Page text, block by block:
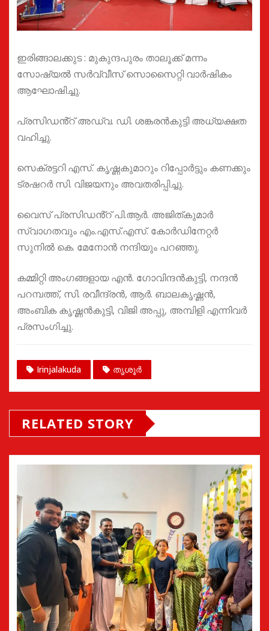
ഇരിങ്ങാലക്കുട : മുകുന്ദപുരം താലൂക്ക് മന്നം
സോഷ്യൽ സർവ്വീസ് സൊസൈറ്റി വാർഷികം
ആഘോഷിച്ചു.
പ്രസിഡൻ്റ് അഡ്വ. ഡി. ശങ്കരൻകുട്ടി അധ്യക്ഷത
വഹിച്ചു.
സെക്രട്ടറി എസ്. കൃഷ്ണകുമാറും റിപ്പോർട്ടും കണക്കും
ട്രഷറർ സി. വിജയനും അവതരിപ്പിച്ചു.
വൈസ് പ്രസിഡൻ്റ് പി.ആർ. അജിത്കുമാർ
സ്വാഗതവും എം.എസ്.എസ്. കോർഡിനേറ്റർ
സുനിൽ കെ. മേനോൻ നന്ദിയും പറഞ്ഞു.
കമ്മിറ്റി അംഗങ്ങളായ എൻ. ഗോവിന്ദൻകുട്ടി, നന്ദൻ
പറമ്പത്ത്, സി. രവീന്ദ്രൻ, ആർ. ബാലകൃഷ്ണൻ,
അംബിക കൃഷ്ണൻകുട്ടി, വിജി അപ്പു, അമ്പിളി എന്നിവർ
പ്രസംഗിച്ചു.
Irinjalakuda തൃശൂർ
RELATED STORY